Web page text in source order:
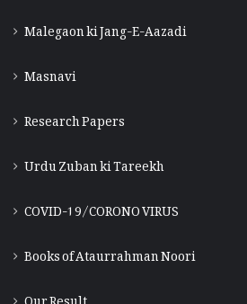
Malegaon ki Jang-E-Aazadi
Masnavi
Research Papers
Urdu Zuban ki Tareekh
COVID-19/CORONO VIRUS
Books of Ataurrahman Noori
Our Result